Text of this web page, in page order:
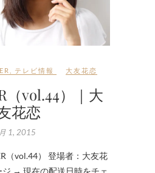
テレビ情報 大友花恋
（vol.44）｜大
花恋
1, 2015
（vol.44） 登場者：大友花
→ 現在の配送日時をチェ